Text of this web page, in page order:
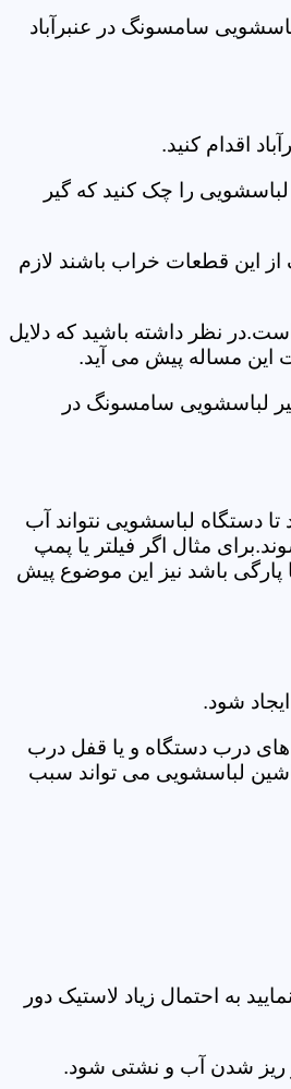
سامسونگ در عنبرآباد
اقدام کنید.
را چک کنید که گیر
این قطعات خراب باشند لازم
نظر داشته باشید که دلایل
این مساله پیش می آید.
لباسشویی سامسونگ در
دستگاه لباسشویی نتواند آب
مثال اگر فیلتر یا پمپ
پارگی باشد نیز این موضوع پیش
شود.
درب دستگاه و یا قفل درب
لباسشویی می تواند سبب
به احتمال زیاد لاستیک دور
سر ریز شدن آب و نشتی شود.